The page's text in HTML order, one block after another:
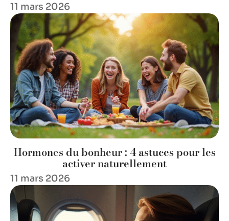
11 mars 2026
Hormones du bonheur : 4 astuces pour les
activer naturellement
11 mars 2026